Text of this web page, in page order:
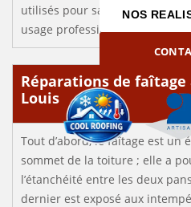
NOS
utilisés pour sabler. Nous
usage professionnel pour un
Réparations de
Louis
Tout d’abord, le faîtage est un
sommet de la toiture ; elle a
l’étanchéité entre les deux
dernier est exposé aux